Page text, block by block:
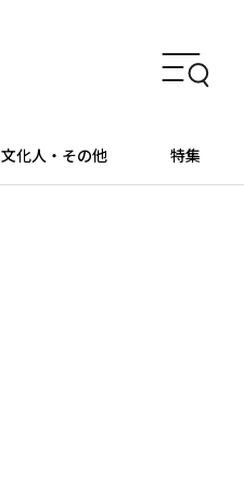
文化人・その他 特集